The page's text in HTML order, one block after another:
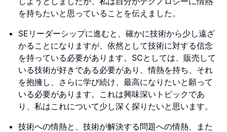
を持ちたいと思っていることを伝えました。
SEリーダーシップに進むと、確かに技術から少し遠ざ
かることになりますが、依然として技術に対する信念
を持っている必要があります。SCとしては、販売して
いる技術が好きである必要があり、情熱を持ち、それ
を抱擁し、さらに学び続け、最高になりたいと願って
いる必要があります。これは興味深いトピックであ
り、私はこれについて少し深く探りたいと思います。
技術への情熱と、技術が解決する問題への情熱、また